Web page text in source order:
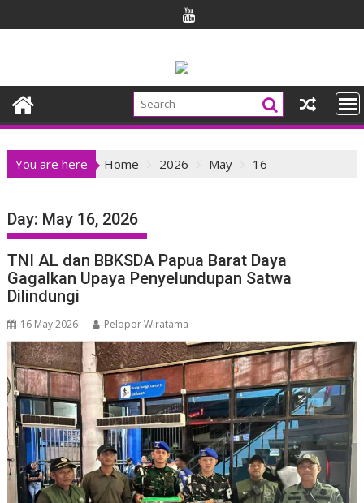
to
You are here Home 2026 May 16
Day: May 16, 2026
TNI AL dan BBKSDA Papua Barat Daya
Gagalkan Upaya Penyelundupan Satwa
Dilindungi
16 May 2026 Pelopor Wiratama